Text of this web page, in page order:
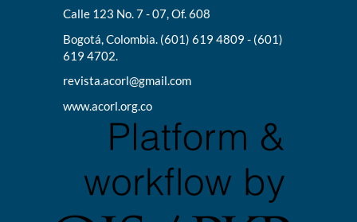
Calle 123 No. 7 - 07, Of. 608
Bogotá, Colombia. (601) 619 4809 - (601)
619 4702.
revista.acorl@gmail.com
www.acorl.org.co